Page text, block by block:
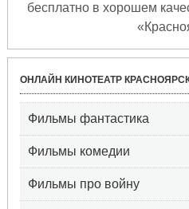
бесплатно в хорошем
ОНЛАЙН КИНОТЕАТР
Фильмы фантастика
Фильмы комедии
Фильмы про войну